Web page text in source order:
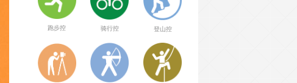
跑步控 骑行控 登山控